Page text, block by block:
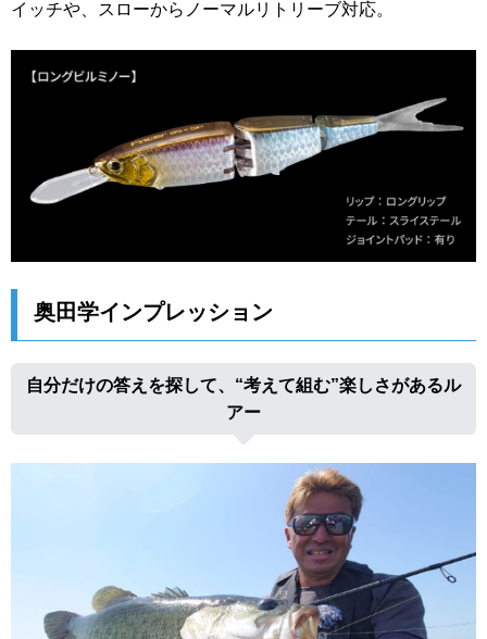
イッチや、スローからノーマルリトリーブ対応。
奥田学インプレッション
自分だけの答えを探して、“考えて組む”楽しさがあるル
アー